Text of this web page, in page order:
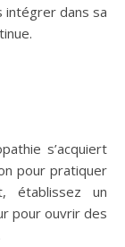
intégrer dans sa
s’acquiert
pour pratiquer
établissez un
pour ouvrir des